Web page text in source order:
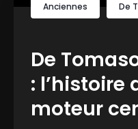
Anciennes De
De
: l’histoire
moteur